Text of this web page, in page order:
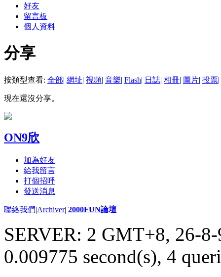
好友
留言板
個人資料
分享
按類型查看: 全部| 網址| 視頻| 音樂| Flash| 日誌| 相冊| 圖片| 投票|
現在還沒分享。
ON9欣
加為好友
給我留言
打個招呼
發送消息
聯絡我們|Archiver| 2000FUN論壇
SERVER: 2 GMT+8, 26-
0.009775 second(s), 4